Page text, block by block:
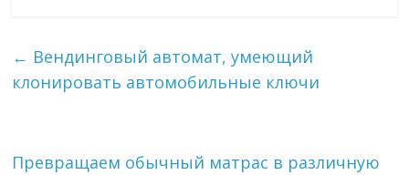
← Вендинговый автомат, умеющий
клонировать автомобильные ключи
Превращаем обычный матрас в различную